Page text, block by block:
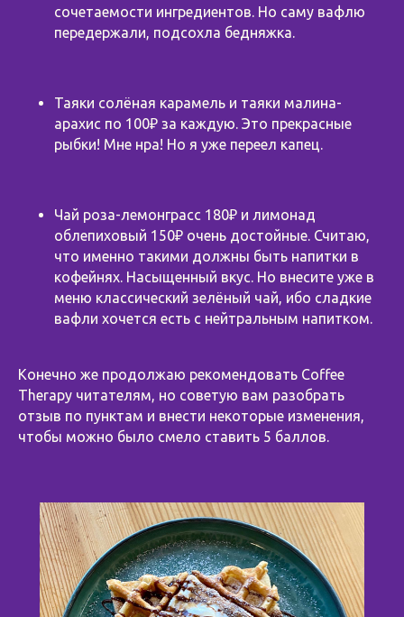
сочетаемости ингредиентов. Но саму вафлю
передержали, подсохла бедняжка.
Таяки солёная карамель и таяки малина-
арахис по 100₽ за каждую. Это прекрасные
рыбки! Мне нра! Но я уже переел капец.
Чай роза-лемонграсс 180₽ и лимонад
облепиховый 150₽ очень достойные. Считаю,
что именно такими должны быть напитки в
кофейнях. Насыщенный вкус. Но внесите уже в
меню классический зелёный чай, ибо сладкие
вафли хочется есть с нейтральным напитком.
Конечно же продолжаю рекомендовать Coffee
Therapy читателям, но советую вам разобрать
отзыв по пунктам и внести некоторые изменения,
чтобы можно было смело ставить 5 баллов.